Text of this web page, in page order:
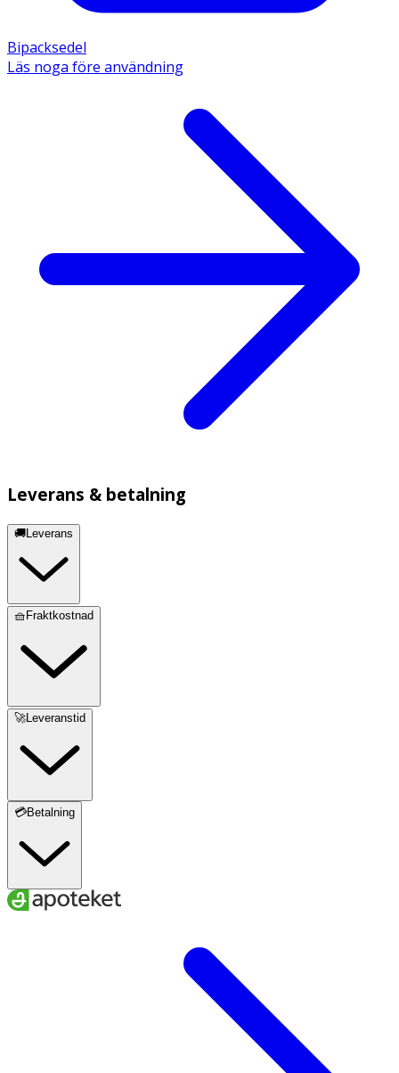
Bipacksedel
Läs noga före användning
Leverans & betalning
🚚Leverans
🧺Fraktkostnad
🚀Leveranstid
💳Betalning